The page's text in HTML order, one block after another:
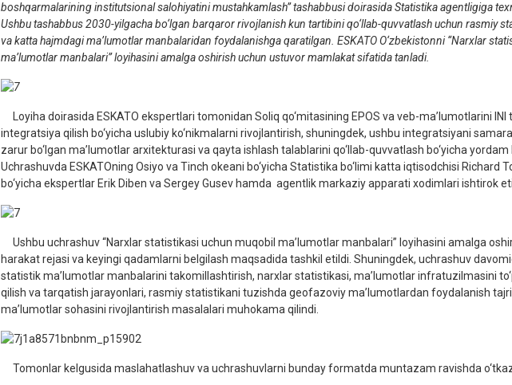
boshqarmalarining institutsional salohiyatini mustahkamlash”tashabbusi doirasida Statistika agentligiga
Ushbu tashabbus 2030-yilgacha bo‘lgan barqaror rivojlanish kun tartibini qo‘llab-quvvatlash uchun rasmiy
va katta hajmdagi ma’lumotlar manbalaridan foydalanishga qaratilgan. ESKATO O‘zbekistonni“Narxlar
ma’lumotlar manbalari”loyihasini amalga oshirish uchun ustuvor mamlakat sifatida tanladi.
Loyiha doirasida ESKATO ekspertlari tomonidan Soliq qo‘mitasining EPOS va veb-ma’lumotlarini
integratsiya qilish bo‘yicha uslubiy ko‘nikmalarni rivojlantirish, shuningdek, ushbu integratsiyani
zarur bo‘lgan ma’lumotlar arxitekturasi va qayta ishlash talablarini qo‘llab-quvvatlash bo‘yicha yordam
Uchrashuvda ESKATOning Osiyo va Tinch okeani bo‘yicha Statistika bo‘limi katta iqtisodchisi Richard
bo‘yicha ekspertlar Erik Diben va Sergey Gusev hamda agentlik markaziy apparati xodimlari ishtirok
Ushbu uchrashuv “Narxlar statistikasi uchun muqobil ma’lumotlar manbalari” loyihasini amalga
harakat rejasi va keyingi qadamlarni belgilash maqsadida tashkil etildi. Shuningdek, uchrashuv
statistik ma’lumotlar manbalarini takomillashtirish, narxlar statistikasi, ma’lumotlar infratuzilmasini
qilish va tarqatish jarayonlari, rasmiy statistikani tuzishda geofazoviy ma’lumotlardan foydalanish
ma’lumotlar sohasini rivojlantirish masalalari muhokama qilindi.
Tomonlar kelgusida maslahatlashuv va uchrashuvlarni bunday formatda muntazam ravishda